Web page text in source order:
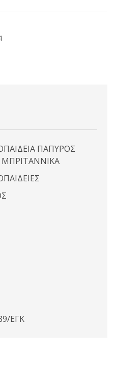
ΠΑΠΥΡΟΣ
ΕΓΚ